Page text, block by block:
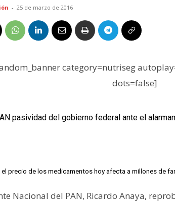
- 25 de marzo de 2016
category=nutriseg
dots=false]
pasividad del gobierno federal ante el
el precio de los medicamentos hoy afecta a millones de
Nacional del PAN, Ricardo Anaya,